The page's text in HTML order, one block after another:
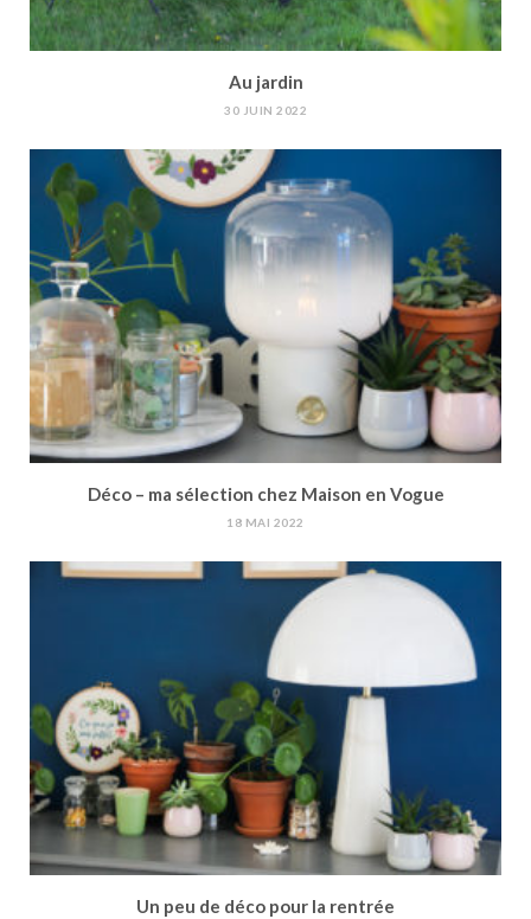
Au jardin
30 JUIN 2022
Déco – ma sélection chez Maison en Vogue
18 MAI 2022
Un peu de déco pour la rentrée